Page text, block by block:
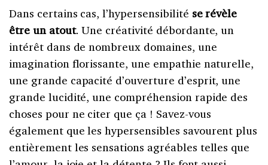
Dans certains cas, l’hypersensibilité se révèle
être un atout. Une créativité débordante, un
intérêt dans de nombreux domaines, une
imagination florissante, une empathie naturelle,
une grande capacité d’ouverture d’esprit, une
grande lucidité, une compréhension rapide des
choses pour ne citer que ça ! Savez-vous
également que les hypersensibles savourent plus
entièrement les sensations agréables telles que